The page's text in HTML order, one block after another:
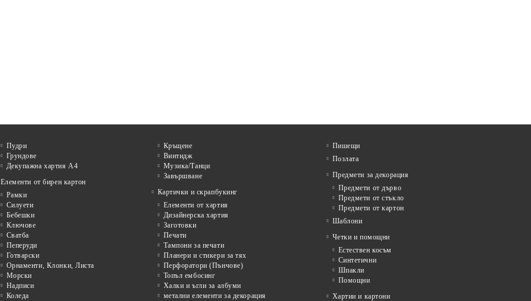
Пудри
Грундове
Декупажна хартия А4
Елементи от бирен картон
Рамки
Силуети
Бебешки
Ключове
Сватба
Пеперуди
Готварски
Орнаменти, Клонки, Листа
Морски
Надписи
Коледа
Кръщене
Винтидж
Музика/Танци
Завършване
Картички и скрапбукинг
Елементи от хартия
Дизайнерска хартия
Заготовки
Печати
Тампони за печати
Планери и стикери за тях
Перфоратори (Пънчове)
Топъл ембосинг
Халки и ъгли за албуми
метални елементи за декорация
Пишещи
Позлата
Предмети за декорация
Предмети от дърво
Предмети от стъкло
Предмети от картон
Шаблони
Четки и помощни
Естествен косъм
Синтетични
Шпакли
Помощни
Хартии и картони